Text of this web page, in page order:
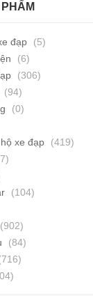
đạp
(5)
(6)
(306)
(94)
(0)
xe đạp
(419)
(104)
(902)
(84)